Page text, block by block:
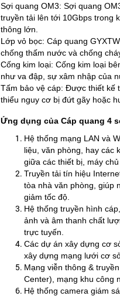
Sợi quang OM3: Sợi quang
truyền tải lên tới 10Gbps trong
thông lớn.
Lớp vỏ bọc: Cáp quang
chống thấm nước và chống
Cống kim loại: Cống kim loại
như va đập, sự xâm nhập của
Tấm bảo vệ cáp: Được thiết kế
thiểu nguy cơ bị đứt gãy hoặc
Ứng dụng của Cáp quang 4
Hệ thống mạng LAN và
liệu, văn phòng, hay các
giữa các thiết bị, máy
Truyền tải tín hiệu
tòa nhà văn phòng, giúp
giảm tốc độ.
Hệ thống truyền hình
ảnh và âm thanh chất
trực tuyến.
Các dự án xây dựng cơ
xây dựng mạng lưới cơ
Mạng viễn thông &
Center), mạng khu công
Hệ thống camera giám